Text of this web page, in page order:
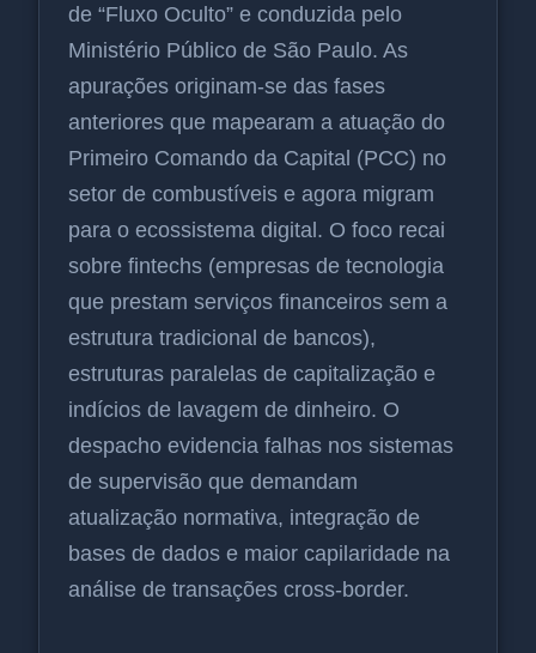
de “Fluxo Oculto” e conduzida pelo
Ministério Público de São Paulo. As
apurações originam-se das fases
anteriores que mapearam a atuação do
Primeiro Comando da Capital (PCC) no
setor de combustíveis e agora migram
para o ecossistema digital. O foco recai
sobre fintechs (empresas de tecnologia
que prestam serviços financeiros sem a
estrutura tradicional de bancos),
estruturas paralelas de capitalização e
indícios de lavagem de dinheiro. O
despacho evidencia falhas nos sistemas
de supervisão que demandam
atualização normativa, integração de
bases de dados e maior capilaridade na
análise de transações cross-border.